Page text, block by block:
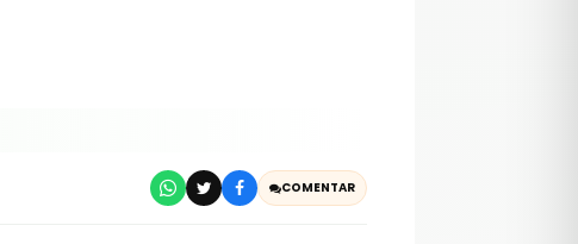
COMENTAR